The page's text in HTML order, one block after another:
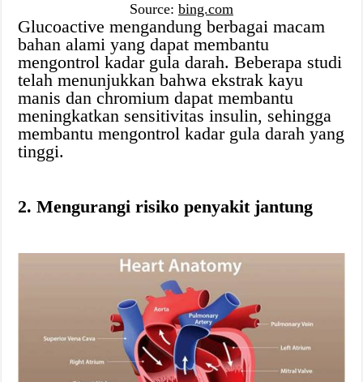
Source: bing.com
Glucoactive mengandung berbagai macam
bahan alami yang dapat membantu
mengontrol kadar gula darah. Beberapa studi
telah menunjukkan bahwa ekstrak kayu
manis dan chromium dapat membantu
meningkatkan sensitivitas insulin, sehingga
membantu mengontrol kadar gula darah yang
tinggi.
2. Mengurangi risiko penyakit jantung